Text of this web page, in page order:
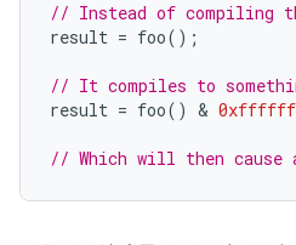
// Instead of compiling
result = foo();
// It compiles to
result = foo() &
// Which will then cause